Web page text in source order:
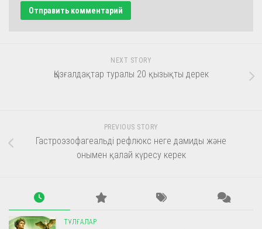
NEXT STORY
Қызғалдақтар туралы 20 қызықты дерек
PREVIOUS STORY
Гастроэзофагеальді рефлюкс неге дамиды және
онымен қалай күресу керек
ТҰЛҒАЛАР